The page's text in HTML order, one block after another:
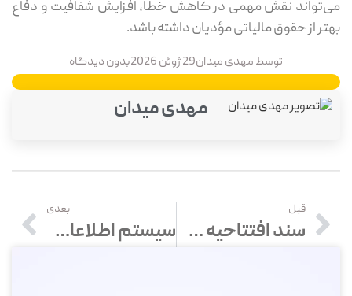
می‌تواند نقش مهمی در کاهش خطا، افزایش شفافیت و دفاع
بهتر از حقوق مالیاتی مؤدیان داشته باشد.
توسطمهدی میدان29 ژوئن 2026 بدون دیدگاه
مهدی میدان
قبل
سند افتتاحیه چیست؟ ثبت سند افتتاحیه در حسابداری
بعدی
سیستم اطلاعات مالی (FIS) چیست؟ راهنمای کامل